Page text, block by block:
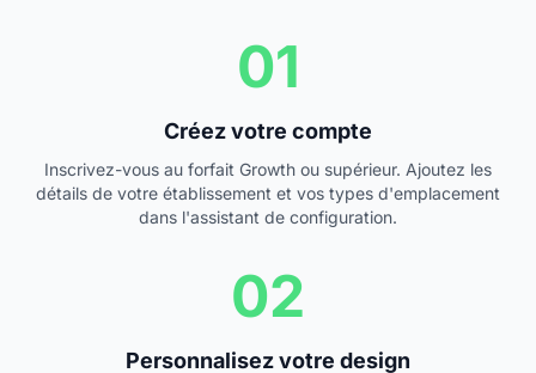
01
Créez votre compte
Inscrivez-vous au forfait Growth ou supérieur. Ajoutez les
détails de votre établissement et vos types d'emplacement
dans l'assistant de configuration.
02
Personnalisez votre design